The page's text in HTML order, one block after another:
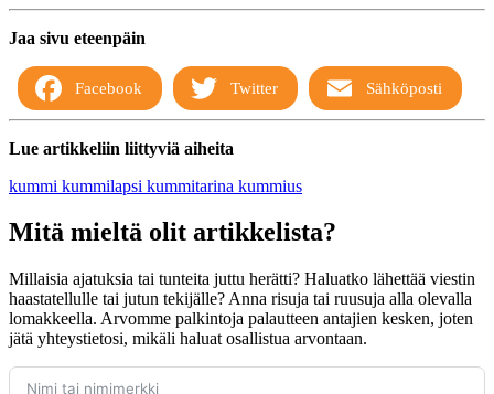
Jaa sivu eteenpäin
Facebook Twitter Sähköposti
Lue artikkeliin liittyviä aiheita
kummi kummilapsi kummitarina kummius
Mitä mieltä olit artikkelista?
Millaisia ajatuksia tai tunteita juttu herätti? Haluatko lähettää viestin
haastatellulle tai jutun tekijälle? Anna risuja tai ruusuja alla olevalla
lomakkeella. Arvomme palkintoja palautteen antajien kesken, joten
jätä yhteystietosi, mikäli haluat osallistua arvontaan.